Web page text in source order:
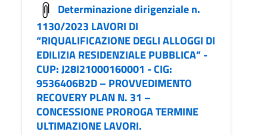
Determinazione dirigenziale n.
1130/2023 LAVORI DI
“RIQUALIFICAZIONE DEGLI ALLOGGI DI
EDILIZIA RESIDENZIALE PUBBLICA” -
CUP: J28I21000160001 - CIG:
9536406B2D – PROVVEDIMENTO
RECOVERY PLAN N. 31 –
CONCESSIONE PROROGA TERMINE
ULTIMAZIONE LAVORI.